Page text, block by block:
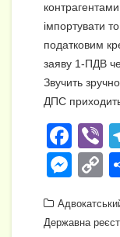
імпортувати
податковим
заяву 1-ПДВ
Звучить
ДПС
F
a
c
e
b
M
ss
C
p
Державна